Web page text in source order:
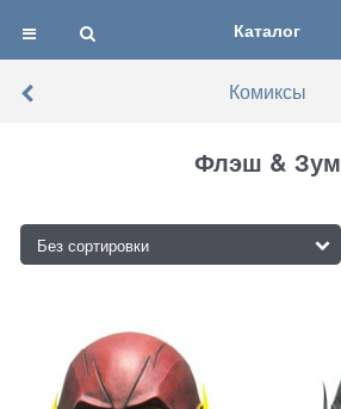
Каталог
Комиксы
Флэш & Зум